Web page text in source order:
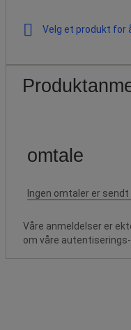
Velg et produkt for
Våre anmeldelser er
om våre